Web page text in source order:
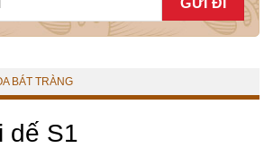
BÁT TRÀNG
dế S1